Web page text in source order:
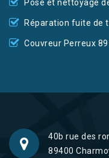
Pose et nettoyage
Réparation fuite de
Couvreur Perreux
40b rue des
89400